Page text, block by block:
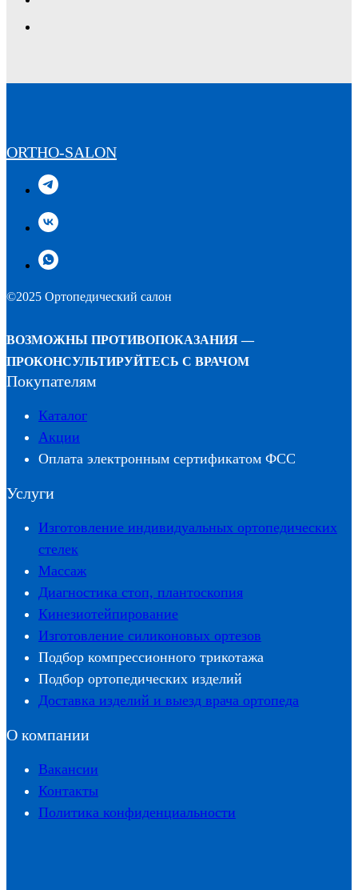
ORTHO-SALON
©2025 Ортопедический салон
ВОЗМОЖНЫ ПРОТИВОПОКАЗАНИЯ —
ПРОКОНСУЛЬТИРУЙТЕСЬ С ВРАЧОМ
Покупателям
Каталог
Акции
Оплата электронным сертификатом ФСС
Услуги
Изготовление индивидуальных ортопедических
стелек
Массаж
Диагностика стоп, плантоскопия
Кинезиотейпирование
Изготовление силиконовых ортезов
Подбор компрессионного трикотажа
Подбор ортопедических изделий
Доставка изделий и выезд врача ортопеда
О компании
Вакансии
Контакты
Политика конфиденциальности